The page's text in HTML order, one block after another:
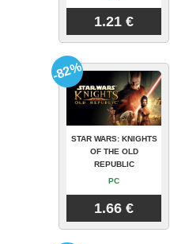
1.21 €
STAR WARS: KNIGHTS
OF THE OLD
REPUBLIC
PC
1.66 €
-82%